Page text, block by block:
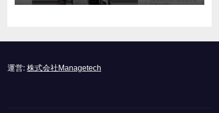
運営: 株式会社Managetech